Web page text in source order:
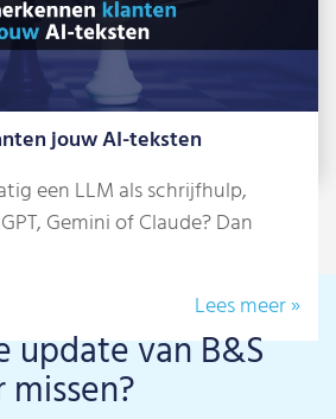
jouw AI-teksten
een LLM als schrijfhulp,
Gemini of Claude? Dan
Lees meer »
update van B&S